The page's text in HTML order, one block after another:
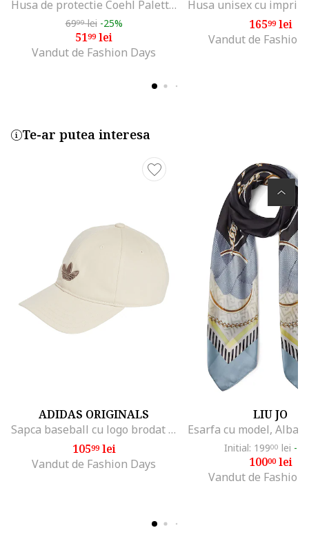
Husa de protectie Coehl Palette pentru iPhone 14 Pro, Soft Lilac
6999lei -25%
5199lei
Vandut de Fashion Days
16599lei
Vandut de Fashion
Te-ar putea interesa
ADIDAS ORIGINALS
Sapca baseball cu logo brodat Classic, Crem
10599lei
Vandut de Fashion Days
LIU JO
Initial: 19900 lei -
10000lei
Vandut de Fashion